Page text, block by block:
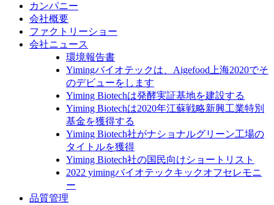
カンパニー
会社概要
ファクトリーショー
会社ニュース
環境報告書
Yimingバイオテックは、Aigefood上海2020でそ
のデビューをします
Yiming Biotechは発酵実証基地を建設する
Yiming Biotechは2020年江蘇戦略新興工業特別
基金を獲得する
Yiming Biotech社がナショナルグリーン工場の
タイトルを獲得
Yiming Biotech社の国民向けショートリスト
2022 yimingバイオテックキックオフセレモニ
ー
品質管理